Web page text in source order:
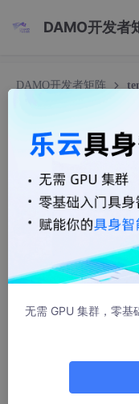
DAMO开发者
DAMO开发者矩阵
tensorflow
初始化（也称为
要在创建层时设
630人浏览 ·
在 Keras 中使用 Xavier
Xavier 初始化，你可
l'`，前者是从均匀分布
以下是如何将 Xavier
中的示例：
无需 GPU 集群，零基